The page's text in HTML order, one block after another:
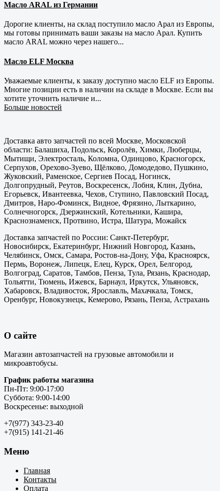
Масло ARAL из Германии
Дорогие клиенты, на склад поступило масло Арал из Европы,
мы готовы принимать ваши заказы на масло Арал. Купить
масло ARAL можно через нашего...
Масло ELF Москва
Уважаемые клиенты, к заказу доступно масло ELF из Европы.
Многие позиции есть в наличии на складе в Москве. Если вы
хотите уточнить наличие и...
Больше новостей
Доставка авто запчастей по всей Москве, Московской
области: Балашиха, Подольск, Королёв, Химки, Люберцы,
Мытищи, Электросталь, Коломна, Одинцово, Красногорск,
Серпухов, Орехово-Зуево, Щёлково, Домодедово, Пушкино,
Жуковский, Раменское, Сергиев Посад, Ногинск,
Долгопрудный, Реутов, Воскресенск, Лобня, Клин, Дубна,
Егорьевск, Ивантеевка, Чехов, Ступино, Павловский Посад,
Дмитров, Наро-Фоминск, Видное, Фрязино, Лыткарино,
Солнечногорск, Дзержинский, Котельники, Кашира,
Краснознаменск, Протвино, Истра, Шатура, Можайск
Доставка запчастей по России: Санкт-Петербург,
Новосибирск, Екатеринбург, Нижний Новгород, Казань,
Челябинск, Омск, Самара, Ростов-на-Дону, Уфа, Красноярск,
Пермь, Воронеж, Липецк, Елец, Курск, Орел, Белгород,
Волгоград, Саратов, Тамбов, Пенза, Тула, Рязань, Краснодар,
Тольятти, Тюмень, Ижевск, Барнаул, Иркутск, Ульяновск,
Хабаровск, Владивосток, Ярославль, Махачкала, Томск,
Оренбург, Новокузнецк, Кемерово, Рязань, Пенза, Астрахань
О сайте
Магазин автозапчастей на грузовые автомобили и
микроавтобусы.
График работы магазина
Пн-Пт: 9:00-17:00
Суббота: 9:00-14:00
Воскресенье: выходной
+7(977) 343-23-40
+7(915) 141-21-46
Меню
Главная
Контакты
Оплата